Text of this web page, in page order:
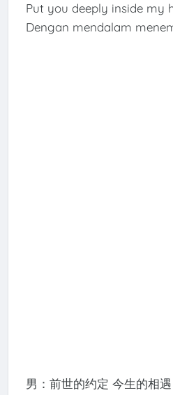
Put you deeply inside my
Dengan mendalam
男：前世的约定 今生的相遇